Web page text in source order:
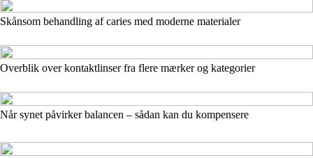
Skånsom behandling af caries med moderne materialer
Overblik over kontaktlinser fra flere mærker og kategorier
Når synet påvirker balancen – sådan kan du kompensere